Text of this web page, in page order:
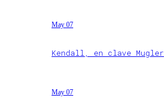
May 07
Kendall, en clave Mugler
May 07